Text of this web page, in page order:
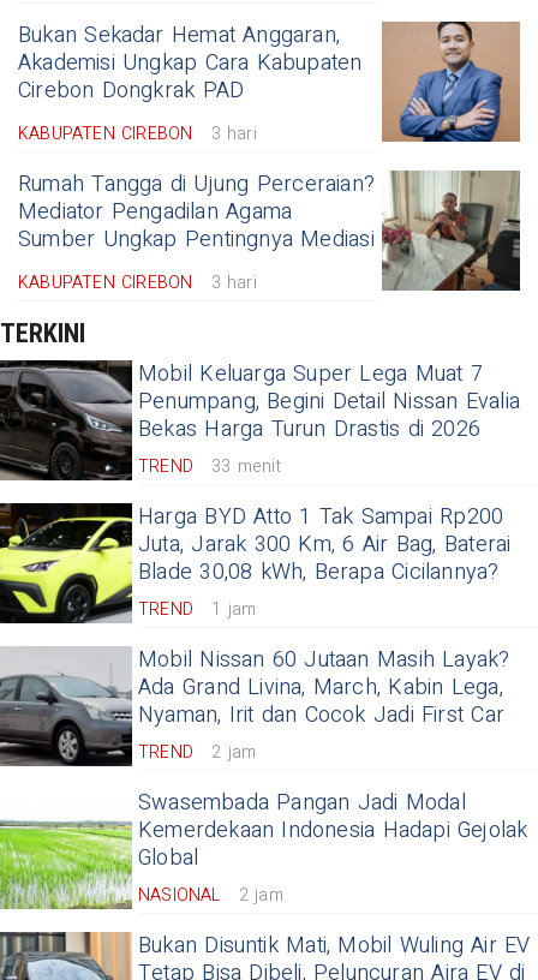
Bukan Sekadar Hemat Anggaran,
Akademisi Ungkap Cara Kabupaten
Cirebon Dongkrak PAD
KABUPATEN CIREBON 3 hari
Rumah Tangga di Ujung Perceraian?
Mediator Pengadilan Agama
Sumber Ungkap Pentingnya Mediasi
KABUPATEN CIREBON 3 hari
TERKINI
Mobil Keluarga Super Lega Muat 7
Penumpang, Begini Detail Nissan Evalia
Bekas Harga Turun Drastis di 2026
TREND 33 menit
Harga BYD Atto 1 Tak Sampai Rp200
Juta, Jarak 300 Km, 6 Air Bag, Baterai
Blade 30,08 kWh, Berapa Cicilannya?
TREND 1 jam
Mobil Nissan 60 Jutaan Masih Layak?
Ada Grand Livina, March, Kabin Lega,
Nyaman, Irit dan Cocok Jadi First Car
TREND 2 jam
Swasembada Pangan Jadi Modal
Kemerdekaan Indonesia Hadapi Gejolak
Global
NASIONAL 2 jam
Bukan Disuntik Mati, Mobil Wuling Air EV